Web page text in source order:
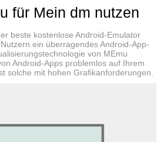
bis zur Einlösung in der Filiale
Produktverfügbarkeit
Abholung nutzen: *
für Mein dm nutzen
beste kostenlose Android-Emulator
ein überragendes Android-App-
von MEmu
Android-Apps problemlos auf Ihrem
solche mit hohen Grafikanforderungen.